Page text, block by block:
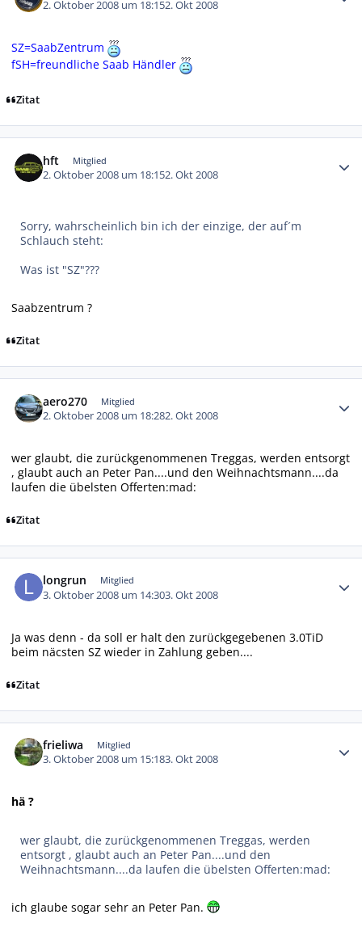
2. Oktober 2008 um 18:152. Okt 2008
SZ=SaabZentrum
fSH=freundliche Saab Händler
Zitat
hft Mitglied
2. Oktober 2008 um 18:152. Okt 2008
Sorry, wahrscheinlich bin ich der einzige, der auf´m
Schlauch steht:
Was ist "SZ"???
Saabzentrum ?
Zitat
aero270 Mitglied
2. Oktober 2008 um 18:282. Okt 2008
wer glaubt, die zurückgenommenen Treggas, werden entsorgt
, glaubt auch an Peter Pan....und den Weihnachtsmann....da
laufen die übelsten Offerten:mad:
Zitat
longrun Mitglied
3. Oktober 2008 um 14:303. Okt 2008
Ja was denn - da soll er halt den zurückgegebenen 3.0TiD
beim näcsten SZ wieder in Zahlung geben....
Zitat
frieliwa Mitglied
3. Oktober 2008 um 15:183. Okt 2008
hä ?
wer glaubt, die zurückgenommenen Treggas, werden
entsorgt , glaubt auch an Peter Pan....und den
Weihnachtsmann....da laufen die übelsten Offerten:mad:
ich glaube sogar sehr an Peter Pan.